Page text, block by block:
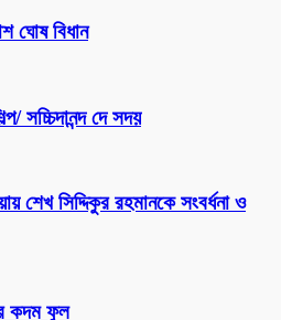
ঘোষ বিধান
সচ্চিদানন্দ দে সদয়
শেখ সিদ্দিকুর রহমানকে সংবর্ধনা ও
কদম ফুল